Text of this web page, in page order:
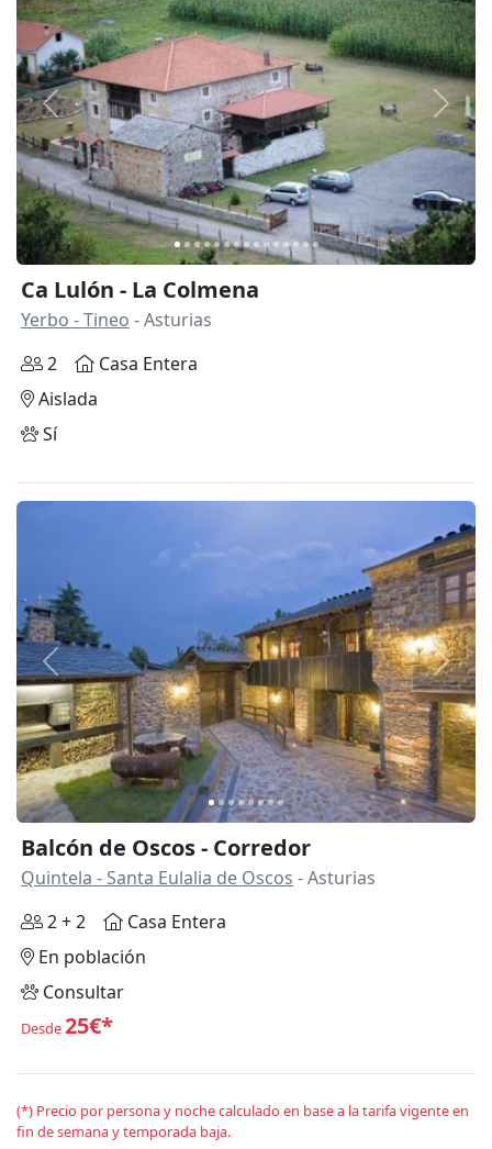
Anterior
Ca Lulón - La Colmena
Yerbo - Tineo - Asturias
2
Casa Entera
Aislada
Sí
Anterior
Balcón de Oscos - Corredor
Quintela - Santa Eulalia de Oscos - Asturias
2 + 2
Casa Entera
En población
Consultar
Desde25€*
(*) Precio por persona y noche calculado en base a la tarifa vigente en
fin de semana y temporada baja.